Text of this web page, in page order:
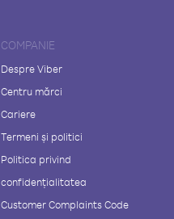
COMPANIE
Despre Viber
Centru mărci
Cariere
Termeni și politici
Politica privind
confidențialitatea
Customer Complaints Code